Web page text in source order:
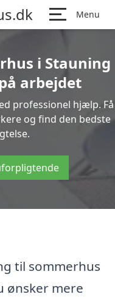
Menu
i Stauning
arbejdet
professionel hjælp. Få
og find den bedste
til sommerhus
ønsker mere